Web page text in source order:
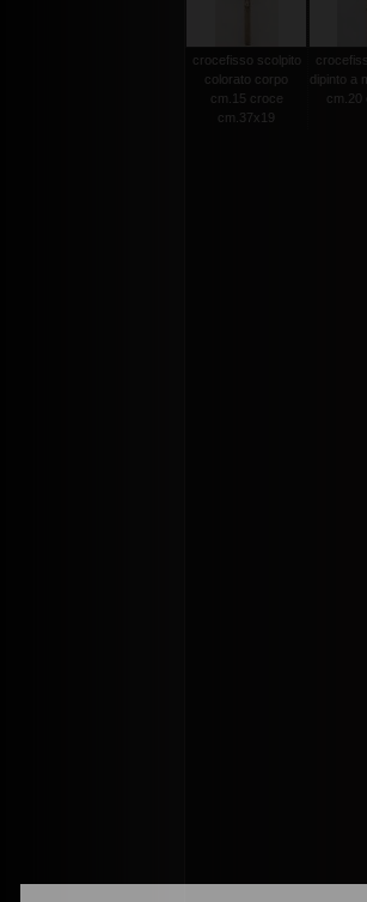
crocefisso scolpito
colorato corpo
cm.15 croce
cm.37x19
dipinto a
cm.20